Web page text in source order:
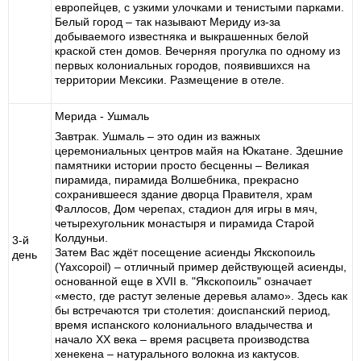
европейцев, с узкими улочками и тенистыми парками.
Белый город – так называют Мериду из-за
добываемого известняка и выкрашенных белой
краской стен домов. Вечерняя прогулка по одному из
первых колониальных городов, появившихся на
территории Мексики. Размещение в отеле.
3-й
день
Мерида - Ушмаль
Завтрак. Ушмаль – это один из важных
церемониальных центров майя на Юкатане. Здешние
памятники истории просто бесценны – Великая
пирамида, пирамида Волшебника, прекрасно
сохранившееся здание дворца Правителя, храм
Фаллосов, Дом черепах, стадион для игры в мяч,
четырехугольник монастыря и пирамида Старой
Колдуньи.
Затем Вас ждёт посещение асиенды Якскопоиль
(Yaxcopoil) – отличный пример действующей асиенды,
основанной еще в XVII в. "Якскопоиль" означает
«место, где растут зеленые деревья аламо». Здесь как
бы встречаются три столетия: доиспанский период,
время испанского колониального владычества и
начало ХХ века – время расцвета производства
хенекена – натурального волокна из кактусов.